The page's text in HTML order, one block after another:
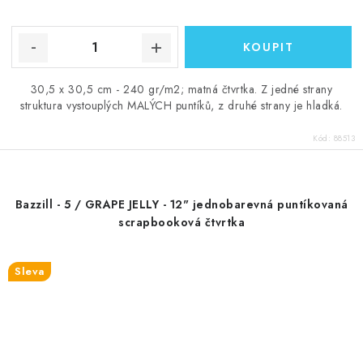
30,5 x 30,5 cm - 240 gr/m2; matná čtvrtka. Z jedné strany
struktura vystouplých MALÝCH puntíků, z druhé strany je hladká.
Kód: 88513
Bazzill - 5 / GRAPE JELLY - 12" jednobarevná puntíkovaná
scrapbooková čtvrtka
Sleva